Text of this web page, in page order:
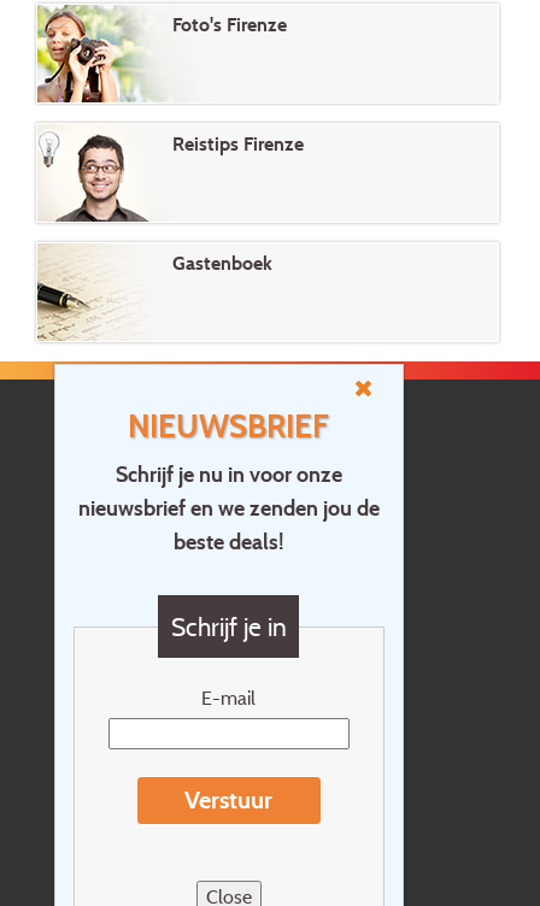
NIEUWSBRIEF
Schrijf je nu in voor onze
nieuwsbrief en we zenden jou de
beste deals!
Schrijf je in
E-mail
Verstuur
Close
Foto's Firenze
Reistips Firenze
Gastenboek
Home
Contact
Vragen?
Cadeaubon
Nieuwsbrief
Reisvoorwaarden
Sitemap